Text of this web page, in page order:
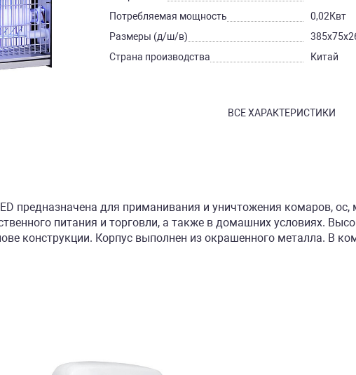
Потребляемая мощность
0,02Квт
Размеры (д/ш/в)
Страна производства
Китай
ВСЕ ХАРАКТЕРИСТИКИ
предназначена для приманивания и уничтожения комаров,
питания и торговли, а также в домашних условиях.
конструкции. Корпус выполнен из окрашенного металла. В